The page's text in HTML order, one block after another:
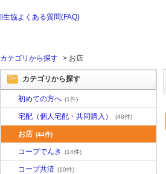
カテゴリから探す > お店
カテゴリから探す
初めての方へ (1件)
宅配（個人宅配・共同購入） (48件)
お店 (44件)
コープでんき (14件)
コープ共済 (10件)